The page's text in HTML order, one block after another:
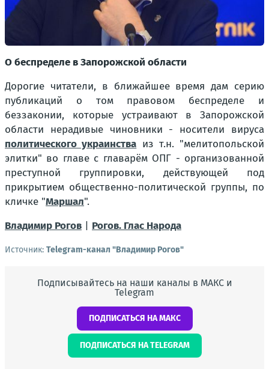
О беспределе в Запорожской области
Дорогие читатели, в ближайшее время дам серию
публикаций о том правовом беспределе и
беззаконии, которые устраивают в Запорожской
области нерадивые чиновники - носители вируса
политического украинства из т.н. "мелитопольской
элитки" во главе с главарём ОПГ - организованной
преступной группировки, действующей под
прикрытием общественно-политической группы, по
кличке "Маршал".
Владимир Рогов
Рогов. Глас Народа
Источник: Telegram-канал "Владимир Рогов"
Подписывайтесь на наши каналы в МАКС и
Telegram
ПОДПИСАТЬСЯ НА МАКС
ПОДПИСАТЬСЯ НА TELEGRAM